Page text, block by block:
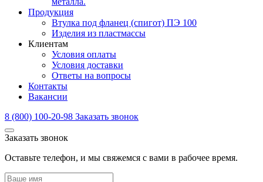
Продукция
Втулка под фланец (спигот) ПЭ 100
Изделия из пластмассы
Клиентам
Условия оплаты
Условия доставки
Ответы на вопросы
Контакты
Вакансии
8 (800) 100-20-98 Заказать звонок
Заказать звонок
Оставьте телефон, и мы свяжемся с вами в рабочее время.